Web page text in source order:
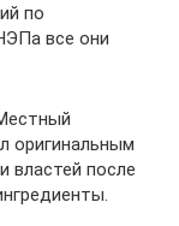
по
все они
оригинальным
властей после